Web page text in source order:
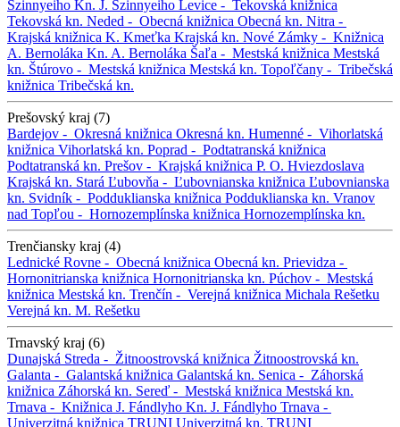
Szinnyeiho Kn. J. Szinnyeiho Levice - Tekovská knižnica
Tekovská kn. Neded - Obecná knižnica Obecná kn. Nitra -
Krajská knižnica K. Kmeťka Krajská kn. Nové Zámky - Knižnica
A. Bernoláka Kn. A. Bernoláka Šaľa - Mestská knižnica Mestská
kn. Štúrovo - Mestská knižnica Mestská kn. Topoľčany - Tribečská
knižnica Tribečská kn.
Prešovský kraj (7)
Bardejov - Okresná knižnica Okresná kn. Humenné - Vihorlatská
knižnica Vihorlatská kn. Poprad - Podtatranská knižnica
Podtatranská kn. Prešov - Krajská knižnica P. O. Hviezdoslava
Krajská kn. Stará Ľubovňa - Ľubovnianska knižnica Ľubovnianska
kn. Svidník - Podduklianska knižnica Podduklianska kn. Vranov
nad Topľou - Hornozemplínska knižnica Hornozemplínska kn.
Trenčiansky kraj (4)
Lednické Rovne - Obecná knižnica Obecná kn. Prievidza -
Hornonitrianska knižnica Hornonitrianska kn. Púchov - Mestská
knižnica Mestská kn. Trenčín - Verejná knižnica Michala Rešetku
Verejná kn. M. Rešetku
Trnavský kraj (6)
Dunajská Streda - Žitnoostrovská knižnica Žitnoostrovská kn.
Galanta - Galantská knižnica Galantská kn. Senica - Záhorská
knižnica Záhorská kn. Sereď - Mestská knižnica Mestská kn.
Trnava - Knižnica J. Fándlyho Kn. J. Fándlyho Trnava -
Univerzitná knižnica TRUNI Univerzitná kn. TRUNI